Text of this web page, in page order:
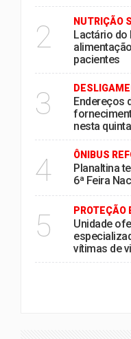
2 NUTRIÇÃO
Lactário do
pacientes
3
Endereços
nesta
4 ÔNIBUS
Planaltina
6ª Feira
5 PROTEÇÃO
Unidade
vítimas de